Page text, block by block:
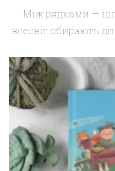
Між рядками —
всесвіт обирають
б’ють на сполох:
картина інша — і
Просто по-іншому,
дорослі. Вони
планшетах,